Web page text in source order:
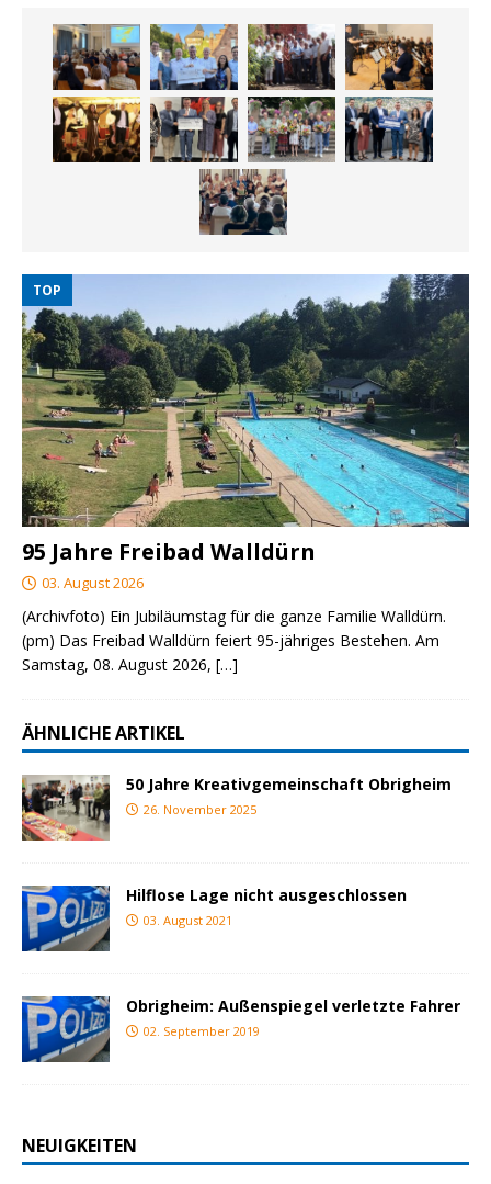
TOP
95 Jahre Freibad Walldürn
03. August 2026
(Archivfoto) Ein Jubiläumstag für die ganze Familie Walldürn.
(pm) Das Freibad Walldürn feiert 95-jähriges Bestehen. Am
Samstag, 08. August 2026, […]
ÄHNLICHE ARTIKEL
50 Jahre Kreativgemeinschaft Obrigheim
26. November 2025
Hilflose Lage nicht ausgeschlossen
03. August 2021
Obrigheim: Außenspiegel verletzte Fahrer
02. September 2019
NEUIGKEITEN